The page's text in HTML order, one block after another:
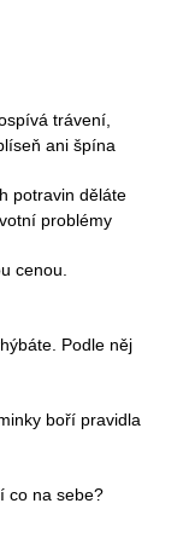
trávení,
ani špína
potravin děláte
problémy
cenou.
Podle něj
boří pravidla
co na sebe?